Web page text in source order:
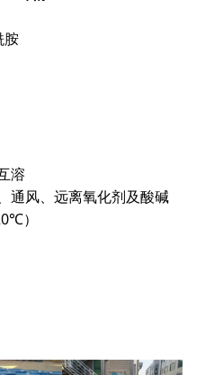
胺
溶
通风、远离氧化剂及酸碱
）